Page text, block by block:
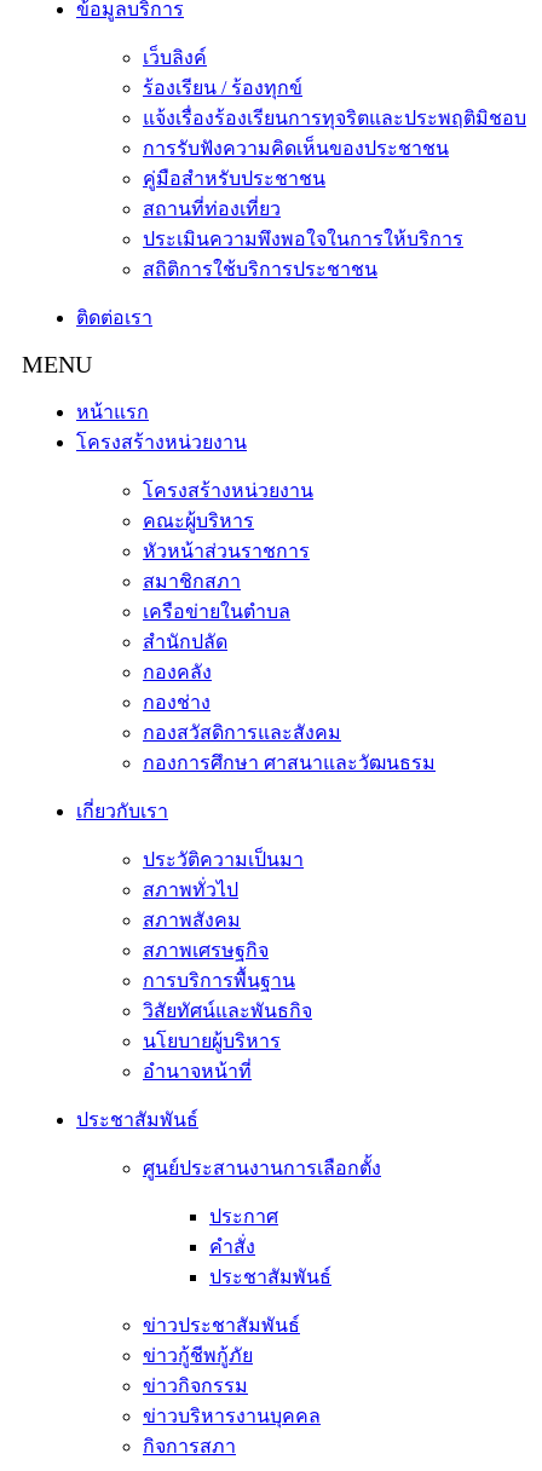
ข้อมูลบริการ
เว็บลิงค์
ร้องเรียน / ร้องทุกข์
แจ้งเรื่องร้องเรียนการทุจริตและประพฤติมิชอบ
การรับฟังความคิดเห็นของประชาชน
คู่มือสำหรับประชาชน
สถานที่ท่องเที่ยว
ประเมินความพึงพอใจในการให้บริการ
สถิติการใช้บริการประชาชน
ติดต่อเรา
หน้าแรก
โครงสร้างหน่วยงาน
โครงสร้างหน่วยงาน
คณะผู้บริหาร
หัวหน้าส่วนราชการ
สมาชิกสภา
เครือข่ายในตำบล
สำนักปลัด
กองคลัง
กองช่าง
กองสวัสดิการและสังคม
กองการศึกษา ศาสนาและวัฒนธรม
เกี่ยวกับเรา
ประวัติความเป็นมา
สภาพทั่วไป
สภาพสังคม
สภาพเศรษฐกิจ
การบริการพื้นฐาน
วิสัยทัศน์และพันธกิจ
นโยบายผู้บริหาร
อํานาจหน้าที่
ประชาสัมพันธ์
ศูนย์ประสานงานการเลือกตั้ง
ประกาศ
คำสั่ง
ประชาสัมพันธ์
ข่าวประชาสัมพันธ์
ข่าวกู้ชีพกู้ภัย
ข่าวกิจกรรม
ข่าวบริหารงานบุคคล
กิจการสภา